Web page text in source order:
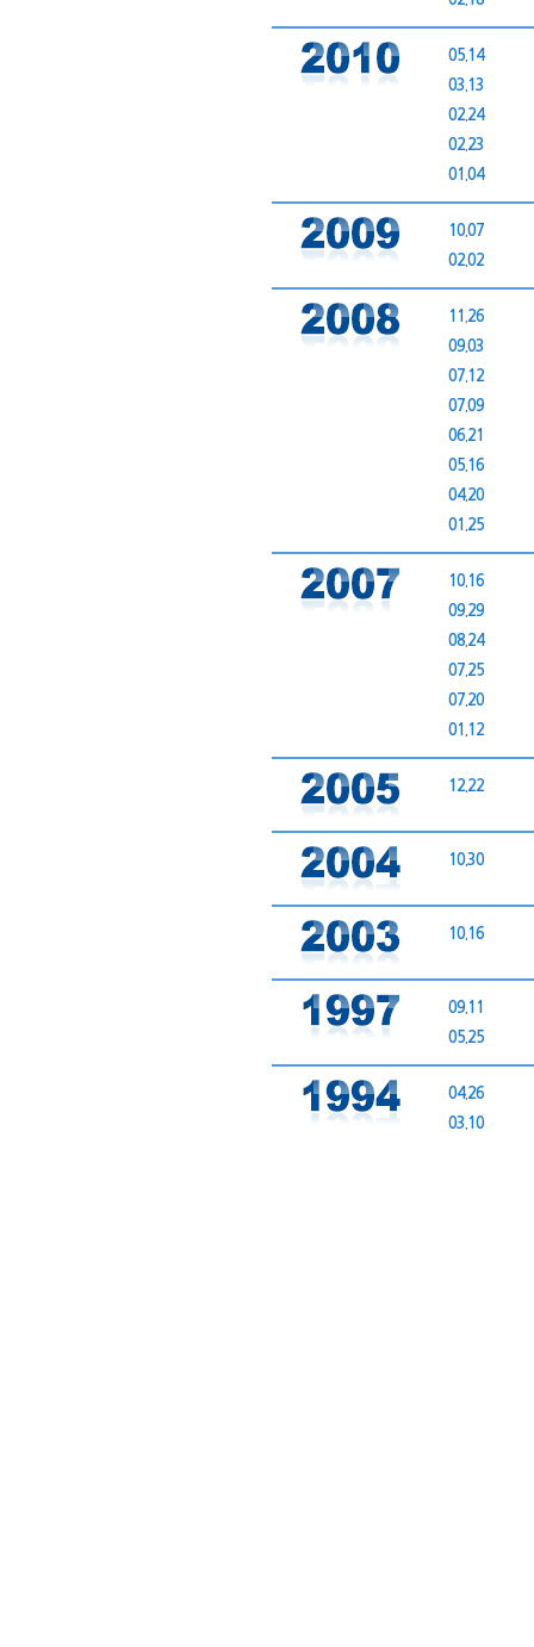
05.14
03.13
02.24
02.23
01.04
10.07
02.02
11.26
09.03
07.12
07.09
06.21
05.16
04.20
01.25
10.16
09.29
08.24
07.25
07.20
01.12
12.22
10.30
10.16
09.11
05.25
04.26
03.10